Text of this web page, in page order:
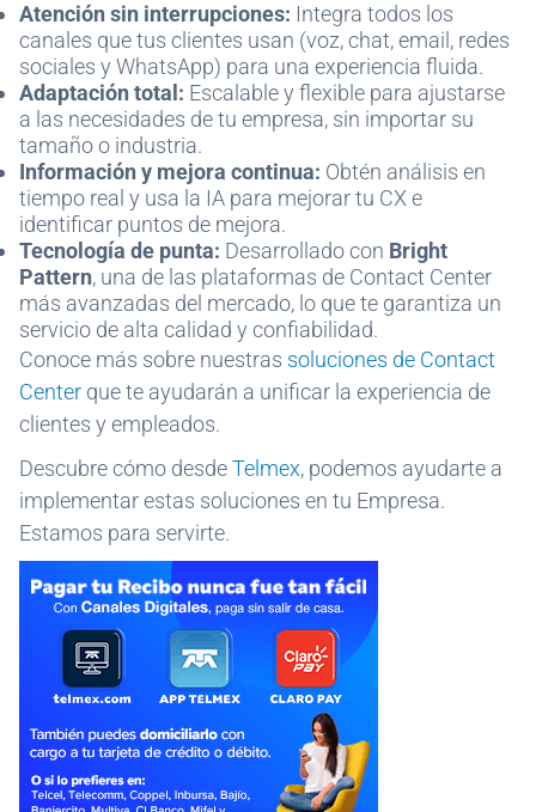
Atención sin interrupciones: Integra todos los
canales que tus clientes usan (voz, chat, email, redes
sociales y WhatsApp) para una experiencia fluida.
Adaptación total: Escalable y flexible para ajustarse
a las necesidades de tu empresa, sin importar su
tamaño o industria.
Información y mejora continua: Obtén análisis en
tiempo real y usa la IA para mejorar tu CX e
identificar puntos de mejora.
Tecnología de punta: Desarrollado con Bright
Pattern, una de las plataformas de Contact Center
más avanzadas del mercado, lo que te garantiza un
servicio de alta calidad y confiabilidad.
Conoce más sobre nuestras soluciones de Contact
Center que te ayudarán a unificar la experiencia de
clientes y empleados.
Descubre cómo desdeTelmex, podemos ayudarte a
implementar estas soluciones en tu Empresa.
Estamos para servirte.